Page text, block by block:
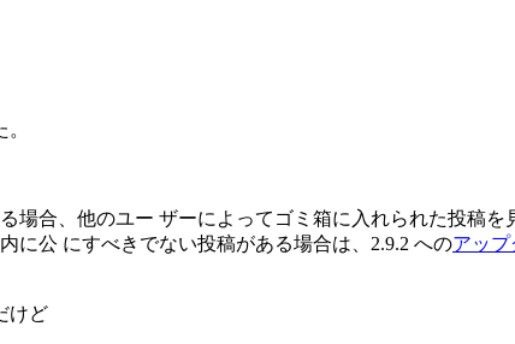
場合、他のユー ザーによってゴミ箱に入れられた投稿
に公 にすべきでない投稿がある場合は、2.9.2 へのアップ
けど